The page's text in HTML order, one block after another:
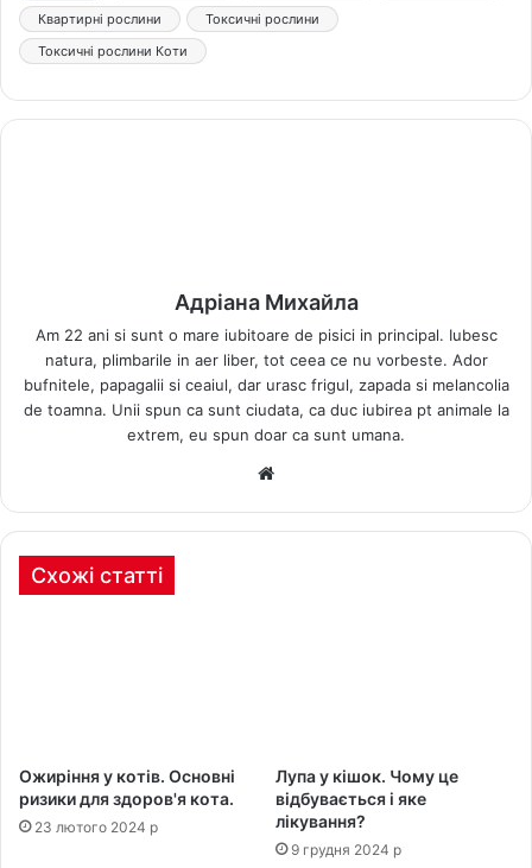
Квартирні рослини
Токсичні рослини
Токсичні рослини Коти
Адріана Михайла
Am 22 ani si sunt o mare iubitoare de pisici in principal. Iubesc
natura, plimbarile in aer liber, tot ceea ce nu vorbeste. Ador
bufnitele, papagalii si ceaiul, dar urasc frigul, zapada si melancolia
de toamna. Unii spun ca sunt ciudata, ca duc iubirea pt animale la
extrem, eu spun doar ca sunt umana.
Схожі статті
Ожиріння у котів. Основні
ризики для здоров'я кота.
23 лютого 2024 р
Лупа у кішок. Чому це
відбувається і яке
лікування?
9 грудня 2024 р